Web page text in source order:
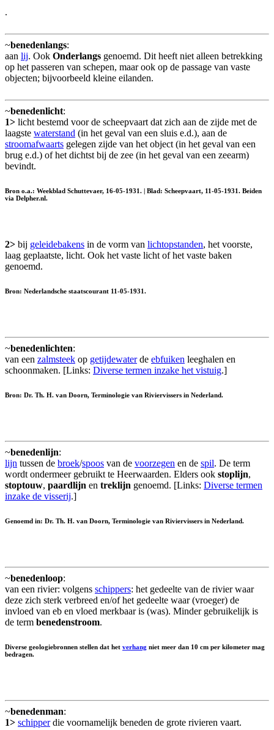
.
~benedenlangs:
aan lij. Ook Onderlangs genoemd. Dit heeft niet alleen betrekking
op het passeren van schepen, maar ook op de passage van vaste
objecten; bijvoorbeeld kleine eilanden.
~benedenlicht:
1> licht bestemd voor de scheepvaart dat zich aan de zijde met de
laagste waterstand (in het geval van een sluis e.d.), aan de
stroomafwaarts gelegen zijde van het object (in het geval van een
brug e.d.) of het dichtst bij de zee (in het geval van een zeearm)
bevindt.
Bron o.a.: Weekblad Schuttevaer, 16-05-1931. | Blad: Scheepvaart, 11-05-1931. Beiden
via Delpher.nl.
2> bij geleidebakens in de vorm van lichtopstanden, het voorste,
laag geplaatste, licht. Ook het vaste licht of het vaste baken
genoemd.
Bron: Nederlandsche staatscourant 11-05-1931.
~benedenlichten:
van een zalmsteek op getijdewaterde ebfuiken leeghalen en
schoonmaken. [Links: Diverse termen inzake het vistuig.]
Bron: Dr. Th. H. van Doorn, Terminologie van Riviervissers in Nederland.
~benedenlijn:
lijn tussen de broek/spoos van de voorzegen en de spil. De term
wordt ondermeer gebruikt te Heerwaarden. Elders ook stoplijn,
stoptouw, paardlijn en treklijn genoemd. [Links: Diverse termen
inzake de visserij.]
Genoemd in: Dr. Th. H. van Doorn, Terminologie van Riviervissers in Nederland.
~benedenloop:
van een rivier: volgens schippers: het gedeelte van de rivier waar
deze zich sterk verbreed en/of het gedeelte waar (vroeger) de
invloed van eb en vloed merkbaar is (was). Minder gebruikelijk is
de term benedenstroom.
Diverse geologiebronnen stellen dat het verhang niet meer dan 10 cm per kilometer mag
bedragen.
~benedenman:
1> schipperdie voornamelijk beneden de grote rivieren vaart.